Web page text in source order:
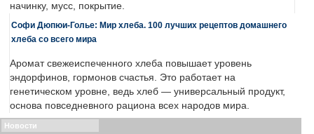
начинку, мусс, покрытие.
Софи Дюпюи-Голье: Мир хлеба. 100 лучших рецептов домашнего
хлеба со всего мира
Аромат свежеиспеченного хлеба повышает уровень
эндорфинов, гормонов счастья. Это работает на
генетическом уровне, ведь хлеб — универсальный продукт,
основа повседневного рациона всех народов мира.
Новости